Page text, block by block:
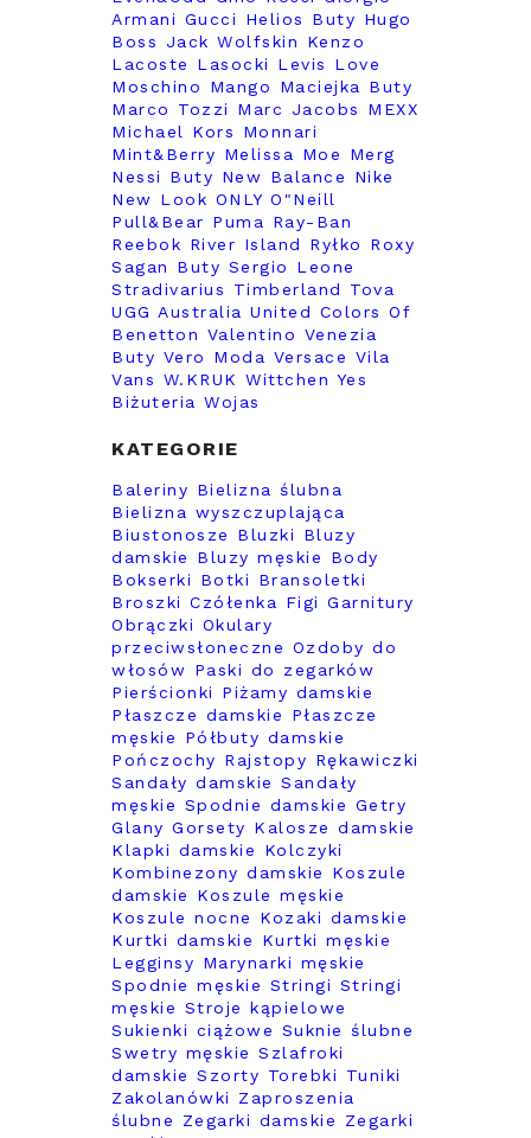
Armani Gucci Helios Buty Hugo
Boss
Jack Wolfskin
Kenzo
Lacoste
Lasocki Levis
Love
Moschino
Mango
Maciejka Buty
Marco Tozzi
Marc Jacobs
MEXX
Michael Kors
Monnari
Mint&Berry Melissa Moe
Merg
Nessi Buty New Balance
Nike
New Look ONLY O"Neill
Pull&Bear Puma
Ray-Ban
Reebok River Island Ryłko
Roxy
Sagan Buty Sergio Leone
Stradivarius
Timberland
Tova
UGG Australia United Colors Of
Benetton Valentino Venezia
Buty Vero Moda Versace Vila
Vans W.KRUK Wittchen Yes
Biżuteria Wojas
KATEGORIE
Baleriny Bielizna ślubna
Bielizna wyszczuplająca
Biustonosze
Bluzki
Bluzy
damskie
Bluzy męskie
Body
Bokserki
Botki
Bransoletki
Broszki Czółenka Figi Garnitury
Obrączki Okulary
przeciwsłoneczne Ozdoby do
włosów Paski do zegarków
Pierścionki
Piżamy damskie
Płaszcze damskie
Płaszcze
męskie
Półbuty damskie
Pończochy Rajstopy Rękawiczki
Sandały damskie Sandały
męskie Spodnie damskie Getry
Glany Gorsety Kalosze damskie
Klapki damskie
Kolczyki
Kombinezony damskie
Koszule
damskie
Koszule męskie
Koszule nocne
Kozaki damskie
Kurtki damskie
Kurtki męskie
Legginsy Marynarki męskie
Spodnie męskie Stringi Stringi
męskie Stroje kąpielowe
Sukienki ciążowe Suknie ślubne
Swetry męskie Szlafroki
damskie Szorty Torebki
Tuniki
Zakolanówki
Zaproszenia
ślubne
Zegarki damskie
Zegarki